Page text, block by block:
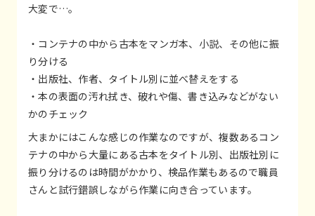
大変で…。
・コンテナの中から古本をマンガ本、小説、その他に振
り分ける
・出版社、作者、タイトル別に並べ替えをする
・本の表面の汚れ拭き、破れや傷、書き込みなどがない
かのチェック
大まかにはこんな感じの作業なのですが、複数あるコン
テナの中から大量にある古本をタイトル別、出版社別に
振り分けるのは時間がかかり、検品作業もあるので職員
さんと試行錯誤しながら作業に向き合っています。